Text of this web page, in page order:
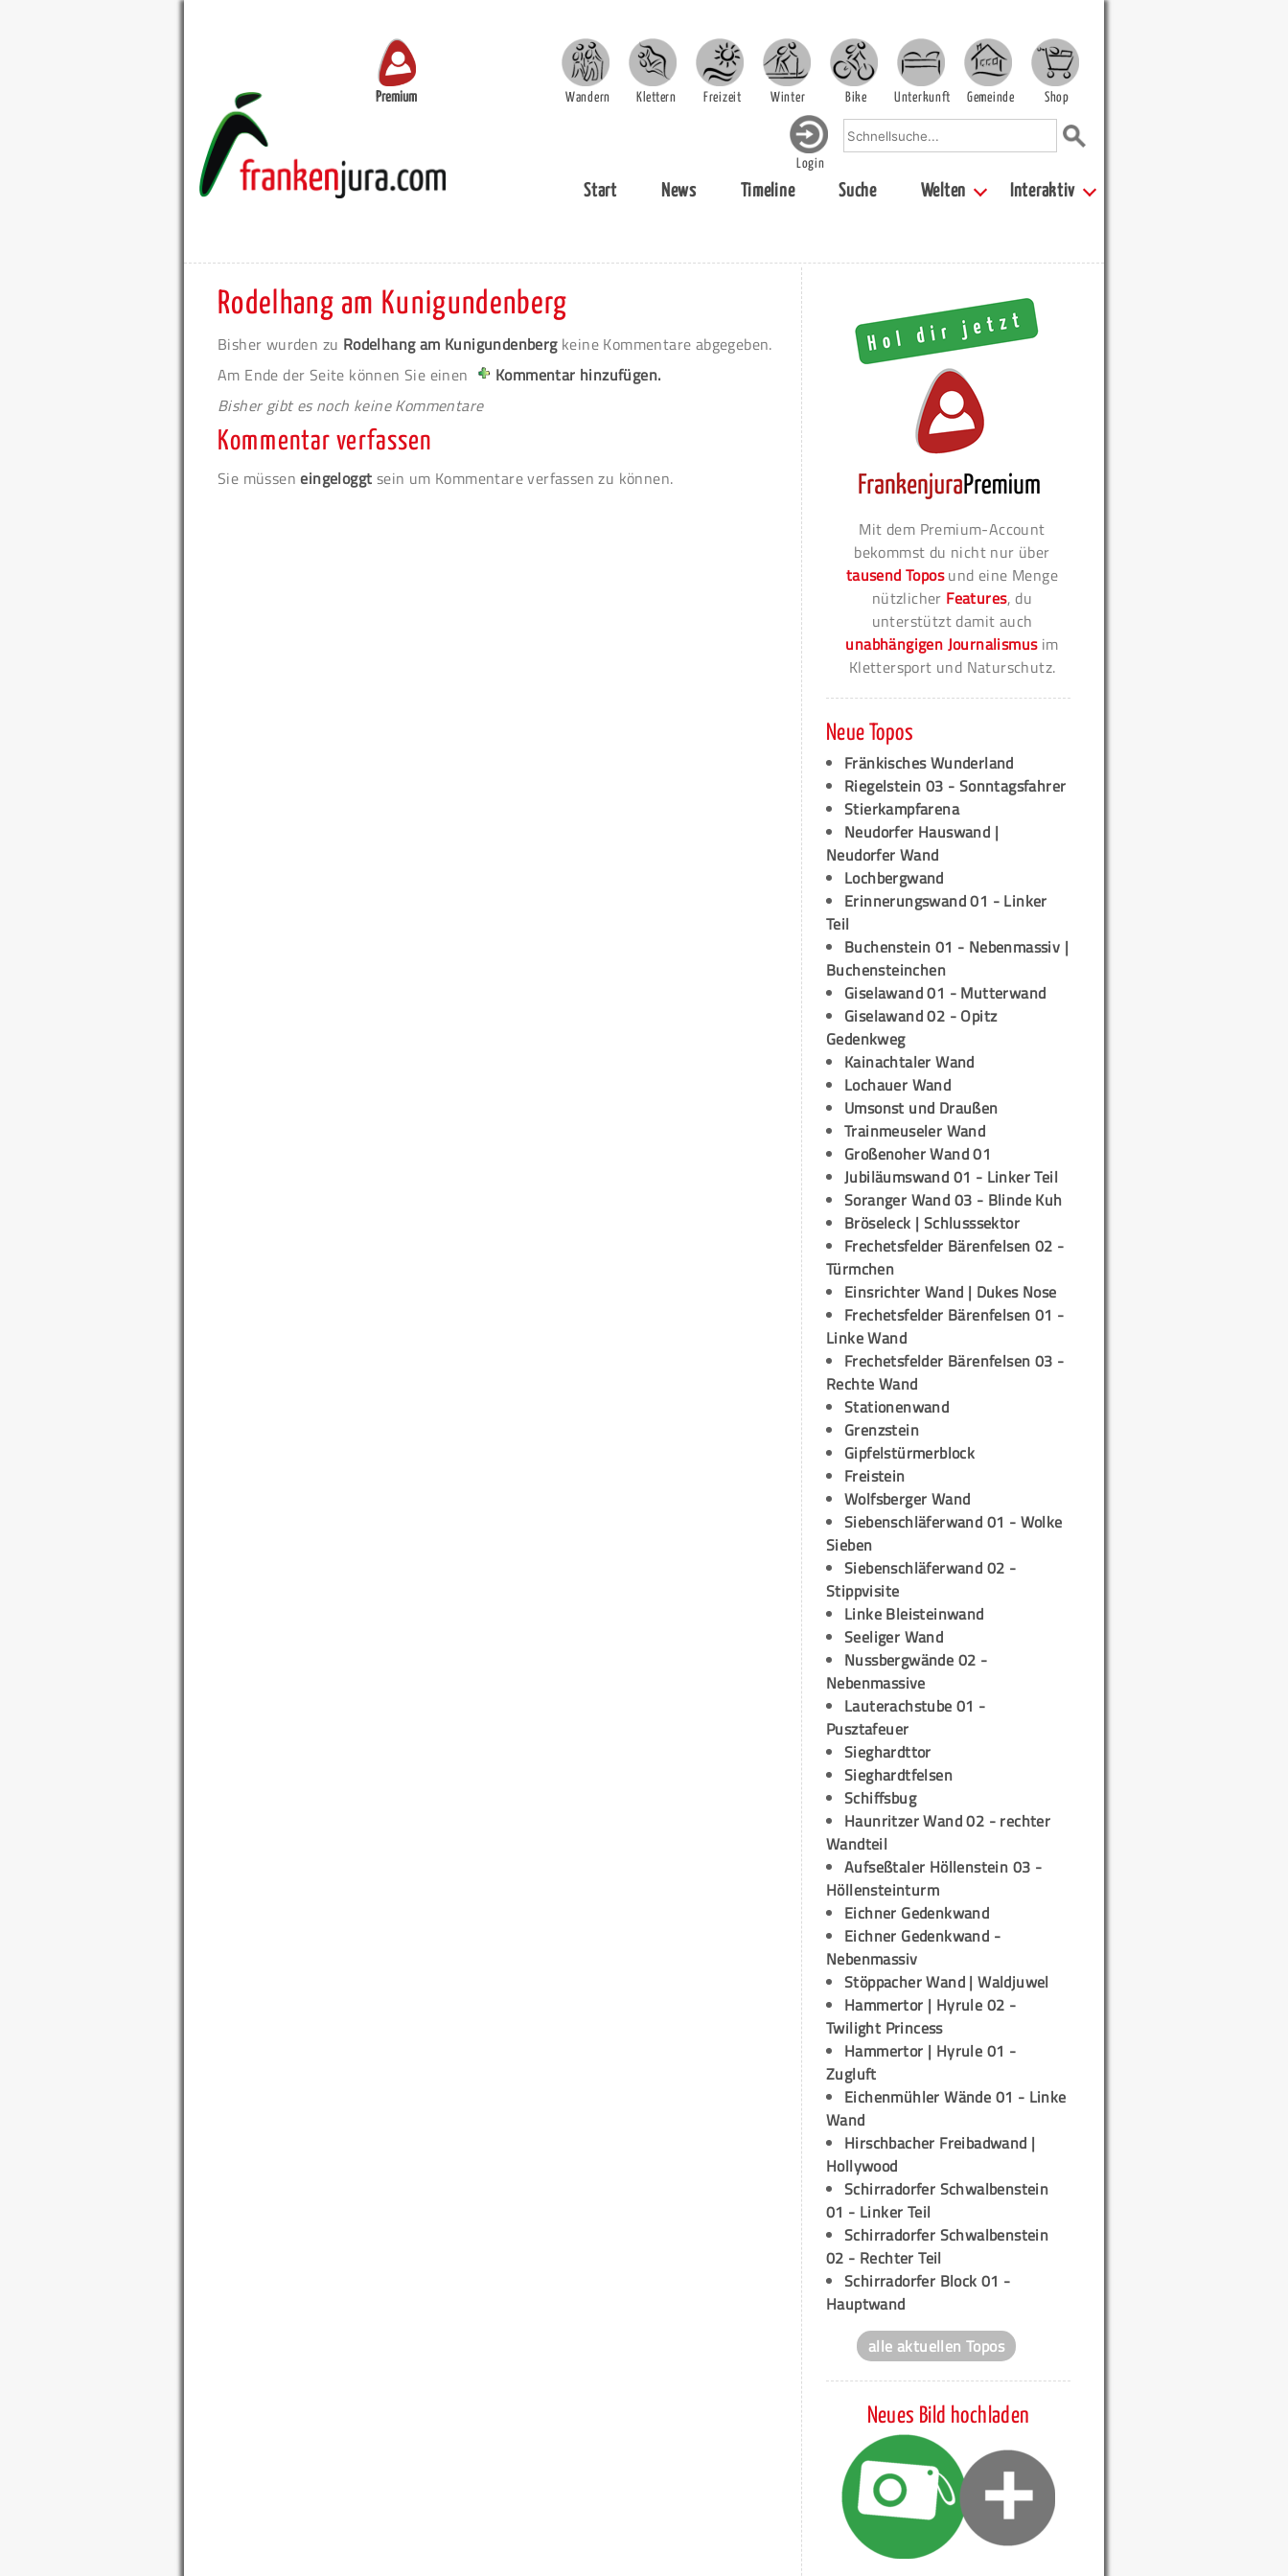
Premium Wandern Klettern Freizeit Winter Bike Unterkunft Gemeinde Shop
Login
Start News Timeline Suche Welten Interaktiv
Rodelhang am Kunigundenberg
Bisher wurden zu Rodelhang am Kunigundenbergkeine Kommentare abgegeben.
Am Ende der Seite können Sie einen
Kommentar hinzufügen.
Bisher gibt es noch keine Kommentare
Kommentar verfassen
Sie müsseneingeloggt sein um Kommentare verfassen zu können.
Mit dem Premium-Account
bekommst du nicht nur über
tausend Toposund eine Menge
nützlicher Features, du
unterstützt damit auch
unabhängigen Journalismusim
Klettersport und Naturschutz.
Neue Topos
Fränkisches Wunderland
Riegelstein 03 - Sonntagsfahrer
Stierkampfarena
Neudorfer Hauswand |
Neudorfer Wand
Lochbergwand
Erinnerungswand 01 - Linker
Teil
Buchenstein 01 - Nebenmassiv |
Buchensteinchen
Giselawand 01 - Mutterwand
Giselawand 02 - Opitz
Gedenkweg
Kainachtaler Wand
Lochauer Wand
Umsonst und Draußen
Trainmeuseler Wand
Großenoher Wand 01
Jubiläumswand 01 - Linker Teil
Soranger Wand 03 - Blinde Kuh
Bröseleck | Schlusssektor
Frechetsfelder Bärenfelsen 02 -
Türmchen
Einsrichter Wand | Dukes Nose
Frechetsfelder Bärenfelsen 01 -
Linke Wand
Frechetsfelder Bärenfelsen 03 -
Rechte Wand
Stationenwand
Grenzstein
Gipfelstürmerblock
Freistein
Wolfsberger Wand
Siebenschläferwand 01 - Wolke
Sieben
Siebenschläferwand 02 -
Stippvisite
Linke Bleisteinwand
Seeliger Wand
Nussbergwände 02 -
Nebenmassive
Lauterachstube 01 -
Pusztafeuer
Sieghardttor
Sieghardtfelsen
Schiffsbug
Haunritzer Wand 02 - rechter
Wandteil
Aufseßtaler Höllenstein 03 -
Höllensteinturm
Eichner Gedenkwand
Eichner Gedenkwand -
Nebenmassiv
Stöppacher Wand | Waldjuwel
Hammertor | Hyrule 02 -
Twilight Princess
Hammertor | Hyrule 01 -
Zugluft
Eichenmühler Wände 01 - Linke
Wand
Hirschbacher Freibadwand |
Hollywood
Schirradorfer Schwalbenstein
01 - Linker Teil
Schirradorfer Schwalbenstein
02 - Rechter Teil
Schirradorfer Block 01 -
Hauptwand
alle aktuellen Topos
Neues Bild hochladen